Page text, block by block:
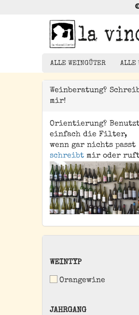
ALLE WEINGÜTER ALLE
Rosé
Pet
Weinberatung?
mir!
Orientierung?
einfach die Filter,
wenn gar nichts passt
schreibt mir oder
WEINTYP
WEINTYP
Orangewine
JAHRGANG
JAHRGANG